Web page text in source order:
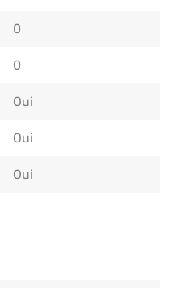
0
0
Oui
Oui
Oui